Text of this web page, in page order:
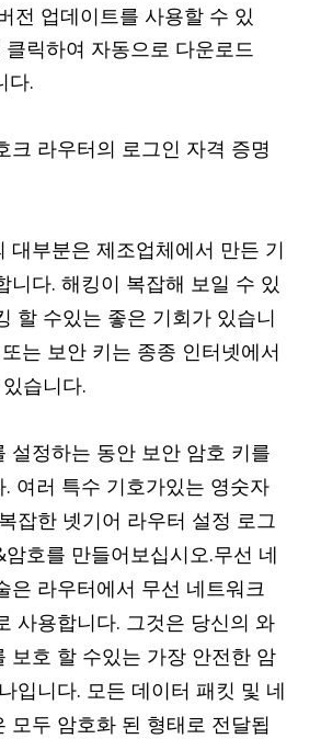
전 업데이트를 사용할 수 있
릭하여 자동으로 다운로드
다.
크 라우터의 로그인 자격 증명
대부분은 제조업체에서 만든 기
니다. 해킹이 복잡해 보일 수 있
할 수있는 좋은 기회가 있습니
는 보안 키는 종종 인터넷에서
습니다.
설정하는 동안 보안 암호 키를
여러 특수 기호가있는 영숫자
잡한 넷기어 라우터 설정 로그
호를 만들어보십시오.무선 네
은 라우터에서 무선 네트워크
사용합니다. 그것은 당신의 와
보호 할 수있는 가장 안전한 암
입니다. 모든 데이터 패킷 및 네
모두 암호화 된 형태로 전달됩